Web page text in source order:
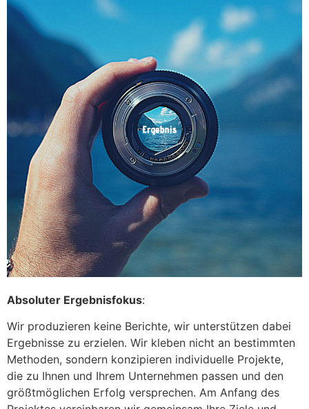
Absoluter Ergebnisfokus:
Wir produzieren keine Berichte, wir unterstützen dabei
Ergebnisse zu erzielen. Wir kleben nicht an bestimmten
Methoden, sondern konzipieren individuelle Projekte,
die zu Ihnen und Ihrem Unternehmen passen und den
größtmöglichen Erfolg versprechen. Am Anfang des